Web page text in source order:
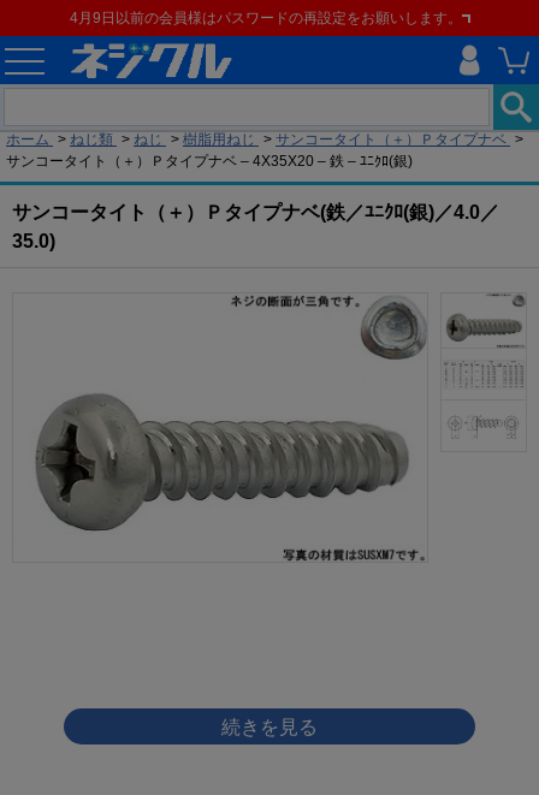
4月9日以前の会員様はパスワードの再設定をお願いします。
ホーム > ねじ類 > ねじ > 樹脂用ねじ > サンコータイト（＋）Ｐタイプナベ >
サンコータイト（＋）Ｐタイプナベ – 4X35X20 – 鉄 – ﾕﾆｸﾛ(銀)
サンコータイト（＋）Ｐタイプナベ(鉄／ﾕﾆｸﾛ(銀)／4.0／
35.0)